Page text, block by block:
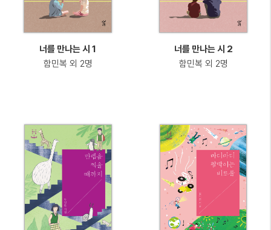
너를 만나는 시 1
함민복 외 2명
너를 만나는 시 2
함민복 외 2명